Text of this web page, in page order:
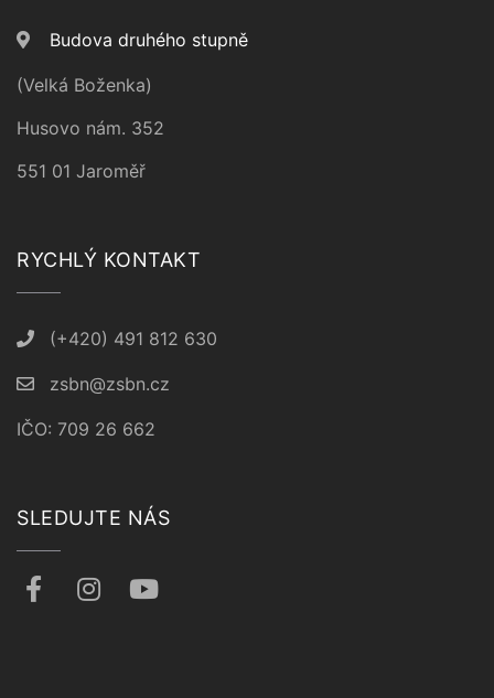
Budova druhého stupně
(Velká Boženka)
Husovo nám. 352
551 01 Jaroměř
RYCHLÝ KONTAKT
(+420) 491 812 630
zsbn@zsbn.cz
IČO: 709 26 662
SLEDUJTE NÁS